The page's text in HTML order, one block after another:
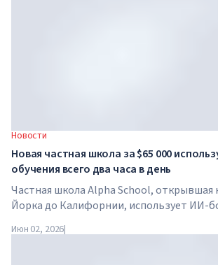
Новости
Новая частная школа за $65 000
обучения всего два часа в день
Частная школа Alpha School,
Йорка до Калифорнии, использует ИИ-
в день. В школе нет традиционных
Июн 02, 2026|